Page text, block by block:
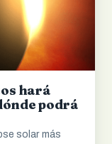
hará
podrá
solar más